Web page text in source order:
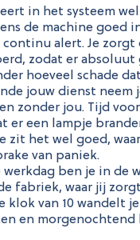
in het systeem
de machine goed
continu alert. Je
zodat er absoluut
hoeveel schade
jouw dienst neem
zonder jou. Tijd
er een lampje
zit het wel goed,
van paniek.
werkdag ben je in de
fabriek, waar jij
klok van 10 wandelt
en morgenochtend